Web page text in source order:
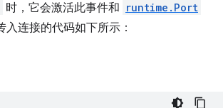
时，它会激活此事件和 runtime.Port
连接的代码如下所示：